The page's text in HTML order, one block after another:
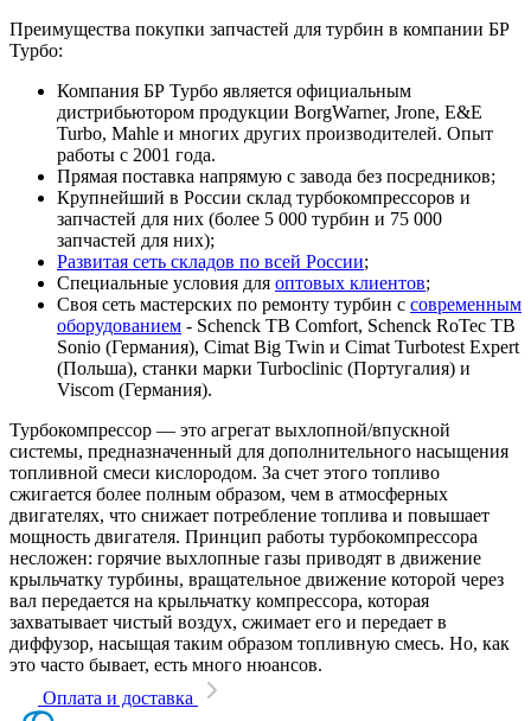
Преимущества покупки запчастей для турбин в компании БР
Турбо:
Компания БР Турбо является официальным
дистрибьютором продукции BorgWarner, Jrone, E&E
Turbo, Mahle и многих других производителей. Опыт
работы с 2001 года.
Прямая поставка напрямую с завода без посредников;
Крупнейший в России склад турбокомпрессоров и
запчастей для них (более 5 000 турбин и 75 000
запчастей для них);
Развитая сеть складов по всей России;
Специальные условия для оптовых клиентов;
Своя сеть мастерских по ремонту турбин с современным
оборудованием - Schenck TB Comfort, Schenck RoTec TB
Sonio (Германия), Cimat Big Twin и Cimat Turbotest Expert
(Польша), станки марки Turboclinic (Португалия) и
Viscom (Германия).
Турбокомпрессор — это агрегат выхлопной/впускной
системы, предназначенный для дополнительного насыщения
топливной смеси кислородом. За счет этого топливо
сжигается более полным образом, чем в атмосферных
двигателях, что снижает потребление топлива и повышает
мощность двигателя. Принцип работы турбокомпрессора
несложен: горячие выхлопные газы приводят в движение
крыльчатку турбины, вращательное движение которой через
вал передается на крыльчатку компрессора, которая
захватывает чистый воздух, сжимает его и передает в
диффузор, насыщая таким образом топливную смесь. Но, как
это часто бывает, есть много нюансов.
Оплата и доставка